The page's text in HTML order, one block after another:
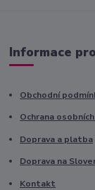
Informace
Obchodní
Ochrana
Doprava a platba
Doprava na
Kontakt